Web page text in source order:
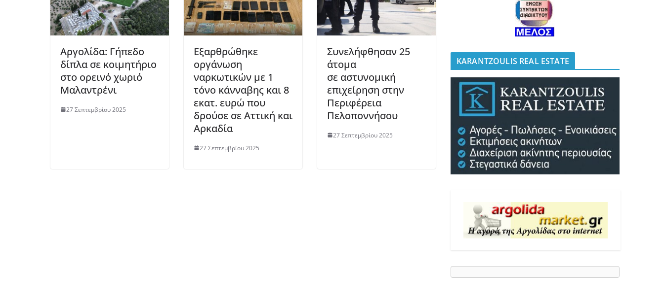
Αργολίδα: Γήπεδο
δίπλα σε κοιμητήριο
στο ορεινό χωριό
Μαλαντρένι
27 Σεπτεμβρίου 2025
Εξαρθρώθηκε
οργάνωση
ναρκωτικών με 1
τόνο κάνναβης και 8
εκατ. ευρώ που
δρούσε σε Αττική και
Αρκαδία
27 Σεπτεμβρίου 2025
Συνελήφθησαν 25
άτομα
σε αστυνομική
επιχείρηση στην
Περιφέρεια
Πελοποννήσου
27 Σεπτεμβρίου 2025
KARANTZOULIS REAL ESTATE